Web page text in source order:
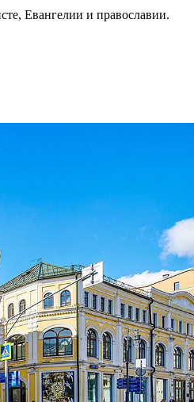
Евангелии и православии.